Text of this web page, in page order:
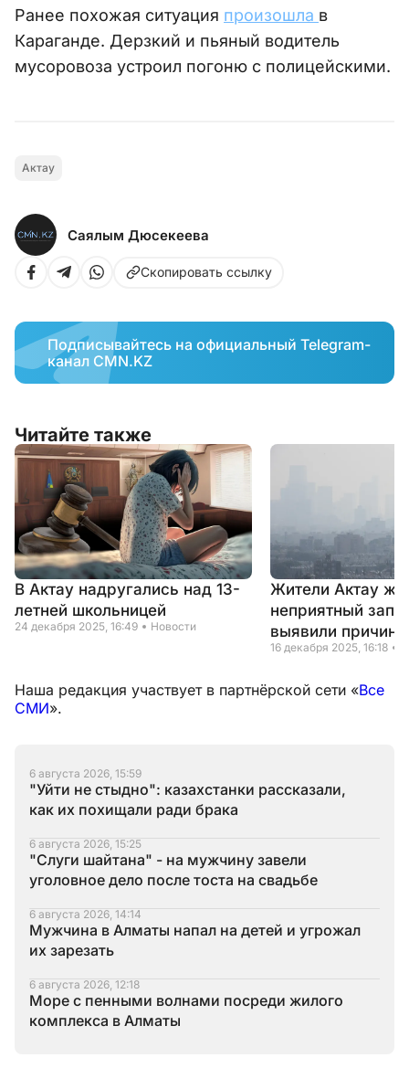
Ранее похожая ситуация произошла в
Караганде. Дерзкий и пьяный водитель
мусоровоза устроил погоню с полицейскими.
Актау
Саялым Дюсекеева
Скопировать ссылку
Подписывайтесь на официальный Telegram-
канал CMN.KZ
Читайте также
В Актау надругались над 13-
летней школьницей
24 декабря 2025, 16:49 Новости
Жители Актау
неприятный
выявили причину
16 декабря 2025, 16:18
Наша редакция участвует в партнёрской сети «Все
СМИ».
6 августа 2026, 15:59
"Уйти не стыдно": казахстанки рассказали,
как их похищали ради брака
6 августа 2026, 15:25
"Слуги шайтана" - на мужчину завели
уголовное дело после тоста на свадьбе
6 августа 2026, 14:14
Мужчина в Алматы напал на детей и угрожал
их зарезать
6 августа 2026, 12:18
Море с пенными волнами посреди жилого
комплекса в Алматы